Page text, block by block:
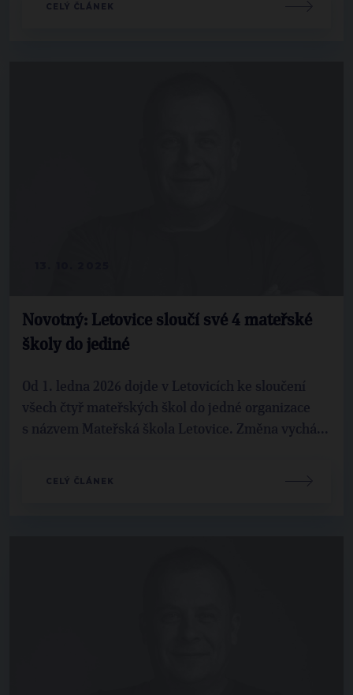
CELÝ ČLÁNEK
Novotný: Letovice sloučí své 4 mateřské
školy do jediné
Od 1. ledna 2026 dojde v Letovicích ke sloučení
všech čtyř mateřských škol do jedné organizace
s názvem Mateřská škola Letovice. Změna vychá...
CELÝ ČLÁNEK